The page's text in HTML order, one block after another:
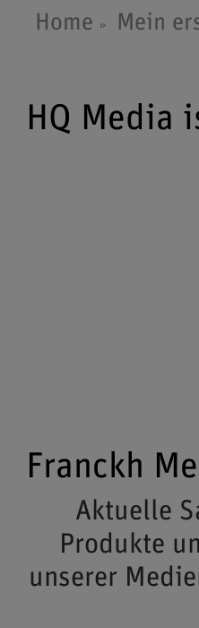
Home Mein
HQ Media
Franckh
Aktuelle
Produkte
unserer